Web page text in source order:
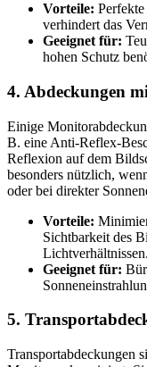
Vorteile:
verhindert das
Geeignet für:
hohen Schutz
4. Abdeckungen
Einige
B. eine Anti-Reflex-
Reflexion auf dem
besonders nützlich,
oder bei direkter
Vorteile:
Sichtbarkeit des
Lichtverhältnissen.
Geeignet für:
5.
Transportabdeckungen